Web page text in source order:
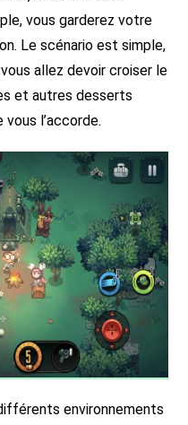
vous garderez votre
Le scénario est simple,
allez devoir croiser le
et autres desserts
vous l’accorde.
environnements